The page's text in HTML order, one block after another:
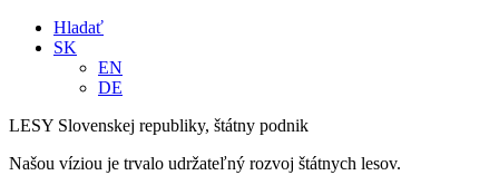
Hladať
SK
EN
DE
LESY Slovenskej republiky, štátny podnik
Našou víziou je trvalo udržateľný rozvoj štátnych lesov.